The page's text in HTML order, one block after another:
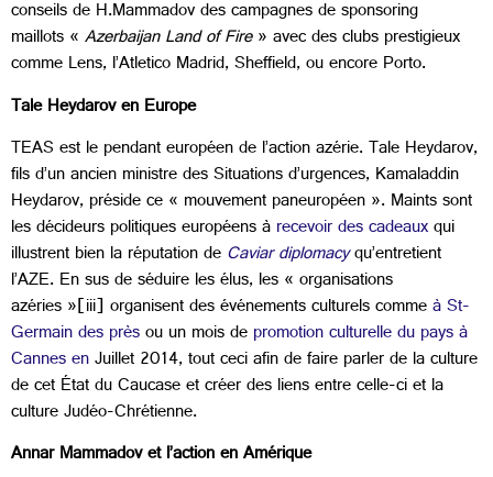
conseils de H.Mammadov des campagnes de sponsoring
maillots «Azerbaijan Land of Fire» avec des clubs prestigieux
comme Lens, l’Atletico Madrid, Sheffield, ou encore Porto.
Tale Heydarov en Europe
TEAS est le pendant européen de l’action azérie. Tale Heydarov,
fils d’un ancien ministre des Situations d’urgences, Kamaladdin
Heydarov, préside ce « mouvement paneuropéen ». Maints sont
les décideurs politiques européens àrecevoir des cadeauxqui
illustrent bien la réputation deCaviar diplomacyqu’entretient
l’AZE. En sus de séduire les élus, les « organisations
azéries »[iii] organisent des événements culturels commeà St-
Germain des prèsou un mois depromotion culturelle du pays à
Cannes enJuillet 2014, tout ceci afin de faire parler de la culture
de cet État du Caucase et créer des liens entre celle-ci et la
culture Judéo-Chrétienne.
Annar Mammadov et l’action en Amérique